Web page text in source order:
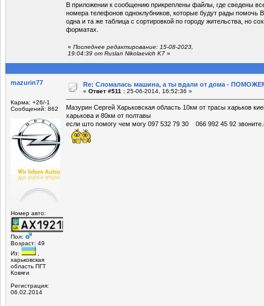
В приложении к сообщению прикреплены файлы, где сведены
номера телефонов одноклубников, которые будут рады помочь
одна и та же таблица с сортировкой по городу жительства, но
форматах.
« Последнее редактирование: 15-08-2023,
19:04:39 от Ruslan Nikolaevich K7 »
mazurin77
Карма: +26/-1
Сообщений: 862
Номер авто:
Пол:
Возраст: 49
Из:
,
харьковская
область ПГТ
Ковяги
Регистрация:
06.02.2014
Re: Сломалась машина, а ты вдали от дома -
« Ответ #511 : 25-06-2014, 16:52:36 »
Мазурин Сергей Харьковская область 10км от трасы харьков
харькова и 80км от полтавы
если што помогу чем могу 097 532 79 30 066 992 45 92